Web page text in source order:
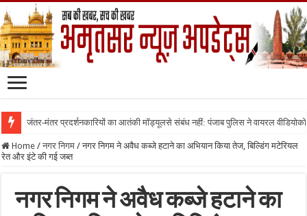
जंतर-मंतर प्रदर्शनकारियों का आतंकी मॉड्यूलसे संबंध नहीं: पंजाब पुलिस ने वायरल वीडियोको
Home / नगर निगम / नगर निगम ने अवैध कब्जे हटाने का अभियान किया तेज, बिल्डिंग मटेरियल
रेत और इंटे की गई जब्त
नगर निगम ने अवैध कब्जे हटाने का